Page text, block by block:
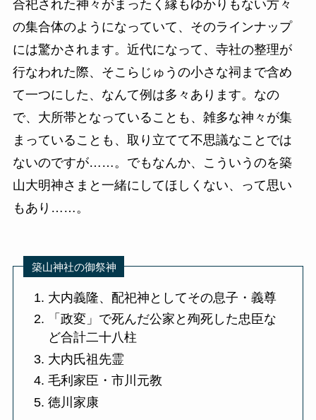
合祀された神々がまったく縁もゆかりもない方々
の集合体のようになっていて、そのラインナップ
には驚かされます。近代になって、寺社の整理が
行なわれた際、そこらじゅうの小さな祠まで含め
て一つにした、なんて例は多々あります。なの
で、大所帯となっていることも、雑多な神々が集
まっていることも、取り立てて不思議なことでは
ないのですが……。でもなんか、こういうのを築
山大明神さまと一緒にしてほしくない、って思い
もあり……。
築山神社の御祭神
大内義隆、配祀神としてその息子・義尊
「政変」で死んだ公家と殉死した忠臣な
ど合計二十八柱
大内氏祖先霊
毛利家臣・市川元教
徳川家康